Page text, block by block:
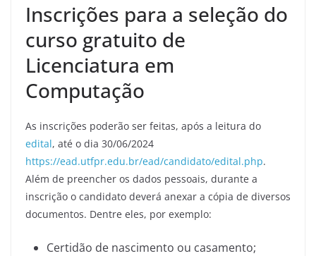
Inscrições para a seleção do
curso gratuito de
Licenciatura em
Computação
As inscrições poderão ser feitas, após a leitura do
edital, até o dia 30/06/2024
https://ead.utfpr.edu.br/ead/candidato/edital.php.
Além de preencher os dados pessoais, durante a
inscrição o candidato deverá anexar a cópia de diversos
documentos. Dentre eles, por exemplo:
Certidão de nascimento ou casamento;